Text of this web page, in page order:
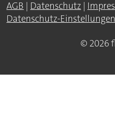
AGB | Datenschutz |
Datenschutz-Einstellungen
© 2026